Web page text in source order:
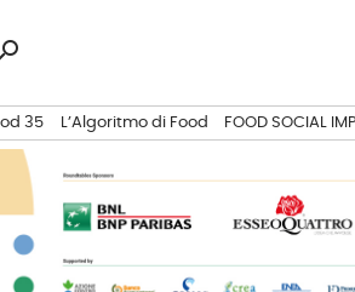
Ricerca
35 L’Algoritmo di Food FOOD SOCIAL